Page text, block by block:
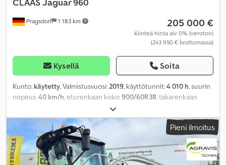
Pragsdorf 1 183 km 205 000 €
Kiinteä hinta alv 0% (veroton)
(243 950 € bruttomassa)
Kysellä Soita
Kunto: käytetty, Valmistusvuosi: 2019, käyttötunnit:4 010 h, suurin
nopeus:40 km/h , eturenkaan koko:900/60R38 , takarenkaan
460 kW (625,43 hv)
620/70R30, Varusteet:ajoneuvotietokone, hytti, ilmastointi,
neliveto, satotason mittari GPS:llä
Pieni ilmoitus